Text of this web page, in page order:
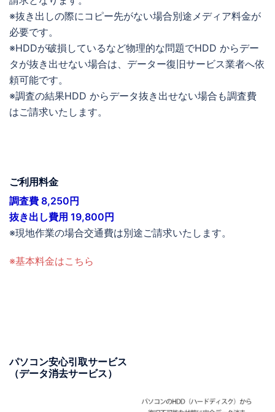
※抜き出しの際にコピー先がない場合別途メディア料金が
必要です。
※HDDが破損しているなど物理的な問題でHDD からデー
タが抜き出せない場合は、データー復旧サービス業者へ依
頼可能です。
※調査の結果HDD からデータ抜き出せない場合も調査費
はご請求いたします。
ご利用料金
調査費 8,250円
抜き出し費用 19,800円
※現地作業の場合交通費は別途ご請求いたします。
※基本料金はこちら
パソコン安心引取サービス
（データ消去サービス）